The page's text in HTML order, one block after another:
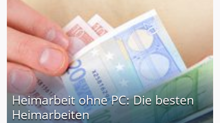
Heimarbeit ohne PC: Die besten
Heimarbeiten